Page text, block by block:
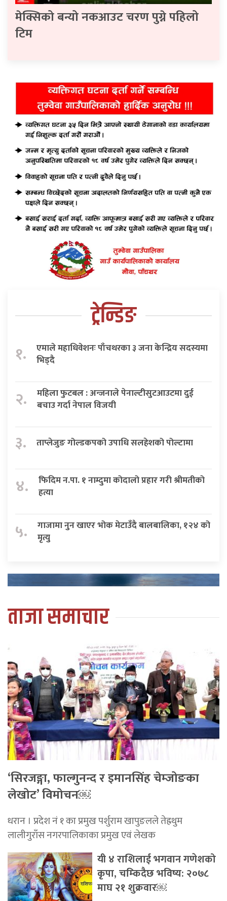
मेक्सिको बन्यो नकआउट चरण पुग्ने पहिलो
टिम
ट्रेन्डिङ
१.
एमाले महाधिवेशनः पाँचथरका ३ जना केन्द्रिय सदस्यमा
भिड्दै
२.
महिला फुटबल : अन्जनाले पेनाल्टीसुटआउटमा दुई
बचाउ गर्दा नेपाल विजयी
३. ताप्लेजुङ गोल्डकपको उपाधि सलहेशको पोल्टामा
४.
फिदिम न.पा. १ नाम्दुमा कोदालो प्रहार गरी श्रीमतीको
हत्या
५.
गाजामा नुन खाएर भोक मेटाउँदै बालबालिका, १२४ को
मृत्यु
ताजा समाचार
‘सिरजङ्गा, फाल्गुनन्द र इमानसिंह चेम्जोङका
लेखोट’ विमोचन￼
धरान । प्रदेश नं १ का प्रमुख पर्शुराम खापुङलले तेह्रथुम
लालीगुराँस नगरपालिकाका प्रमुख एवं लेखक
यी ४ राशिलाई भगवान गणेशको
कृपा, चम्किदैछ भविष्य: २०७८
माघ २१ शुक्रवार￼